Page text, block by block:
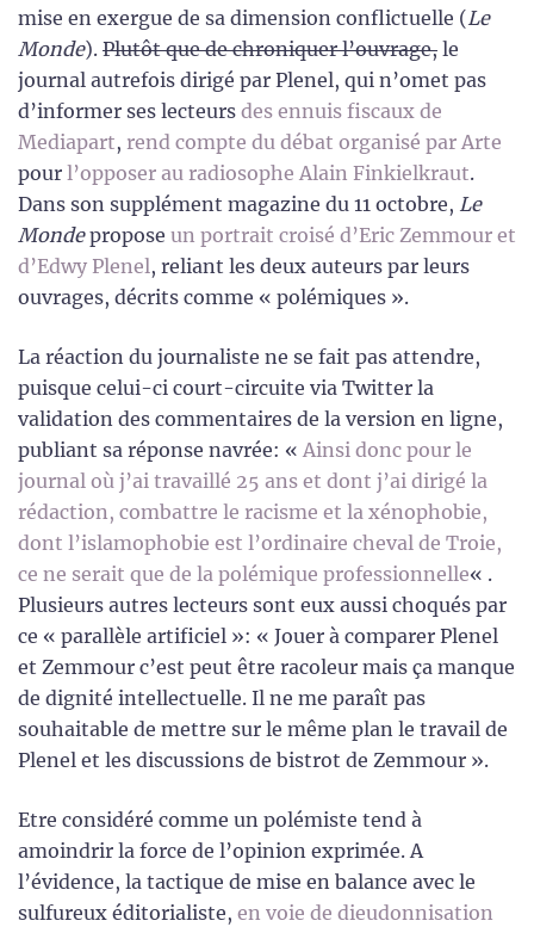
mise en exergue de sa dimension conflictuelle (Le
Monde). Plutôt que de chroniquer l’ouvrage, le
journal autrefois dirigé par Plenel, qui n’omet pas
d’informer ses lecteurs des ennuis fiscaux de
Mediapart, rend compte du débat organisé par Arte
pour l’opposer au radiosophe Alain Finkielkraut.
Dans son supplément magazine du 11 octobre, Le
Mondepropose un portrait croisé d’Eric Zemmour et
d’Edwy Plenel, reliant les deux auteurs par leurs
ouvrages, décrits comme « polémiques ».
La réaction du journaliste ne se fait pas attendre,
puisque celui-ci court-circuite via Twitter la
validation des commentaires de la version en ligne,
publiant sa réponse navrée: « Ainsi donc pour le
journal où j’ai travaillé 25 ans et dont j’ai dirigé la
rédaction, combattre le racisme et la xénophobie,
dont l’islamophobie est l’ordinaire cheval de Troie,
ce ne serait que de la polémique professionnelle« .
Plusieurs autres lecteurs sont eux aussi choqués par
ce « parallèle artificiel »: « Jouer à comparer Plenel
et Zemmour c’est peut être racoleur mais ça manque
de dignité intellectuelle. Il ne me paraît pas
souhaitable de mettre sur le même plan le travail de
Plenel et les discussions de bistrot de Zemmour ».
Etre considéré comme un polémiste tend à
amoindrir la force de l’opinion exprimée. A
l’évidence, la tactique de mise en balance avec le
sulfureux éditorialiste, en voie de dieudonnisation